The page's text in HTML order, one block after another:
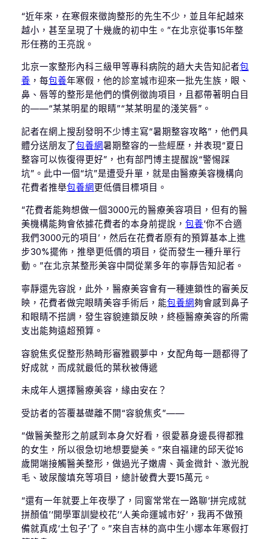
“近年來，在寒假來徵詢整形的先生不少，並且年紀越來
越小，甚至呈現了十幾歲的初中生。”在北京從事15年整
形任務的王亮說。
北京一家整形內科三級甲等專科病院的趙大夫告知記者包
養 ，每包養年寒假，他的診室城市迎來一批先生族，眼、
鼻、唇等的整形是他們的慣例徵詢項目，且都帶著明白目
的——“某某明星的眼睛”“某某明星的淺笑唇”。
記者在網上搜刮發明不少博主寫“暑期整容攻略”，他們具
體分送朋友了包養網暑期整容的一些經歷，并表現“夏日
整容可以恢復得更好”，也有部門博主提醒說“警惕踩
坑”。此中一個“坑”是遭受升單，就是由醫療美容機構向
花費者推舉包養網更低價目標項目。
“花費者能夠想做一個3000元的醫療美容項目，但有的醫
美機構能夠會依據花費者的本身前提說， 包養‘你不合適
我們3000元的項目’，然后在花費者原有的預算基本上進
步30%擺佈，推舉更低價的項目，從而發生一種升單行
動。”在北京某整形美容中間從業多年的寧靜告知記者。
寧靜還先容說，此外，醫療美容會有一種連鎖性的審美反
映，花費者做完眼睛美容手術后，能包養網夠會感到鼻子
和眼睛不搭調，發生容貌連鎖反映，終極醫療美容的所需
支出能夠遠超預算。
容貌焦炙促整形熱畸形審雅觀夢中，女配角每一題都得了
好成就，而成就最低的葉秋被傳遞
未成年人選擇醫療美容，緣由安在？
受訪者的答覆基礎離不開“容貌焦炙”——
“做醫美整形之前感到本身欠好看，很愛慕身邊長得都雅
的女生，所以很急切地想要變美。”來自福建的邱天從16
歲開端接觸醫美整形，做過光子嫩膚、黃金微針、激光脫
毛、玻尿酸填充等項目，總計破費大要15萬元。
“還有一年就要上年夜學了，同窗常常在一路聊‘拼完成就
拼顏值’‘開學軍訓變校花’‘人美命運城市好’，我再不做預
備就真成‘土包子’了。”來自吉林的高中生小娜本年寒假打